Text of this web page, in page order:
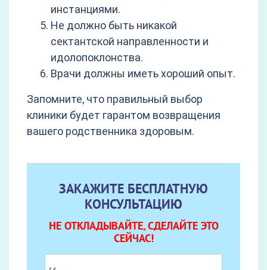
инстанциями.
Не должно быть никакой
сектантской направленности и
идолопоклонства.
Врачи должны иметь хороший опыт.
Запомните, что правильный выбор
клиники будет гарантом возвращения
вашего родственника здоровым.
ЗАКАЖИТЕ БЕСПЛАТНУЮ
КОНСУЛЬТАЦИЮ
НЕ ОТКЛАДЫВАЙТЕ, СДЕЛАЙТЕ ЭТО
СЕЙЧАС!